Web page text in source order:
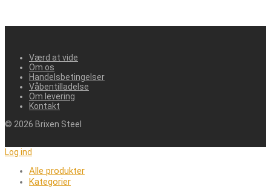
Værd at vide
Om os
Handelsbetingelser
Våbentilladelse
Om levering
Kontakt
© 2026 Brixen Steel
Log ind
Alle produkter
Kategorier